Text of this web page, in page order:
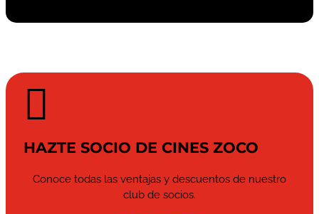

HAZTE SOCIO DE CINES ZOCO
Conoce todas las ventajas y descuentos de nuestro
club de socios.